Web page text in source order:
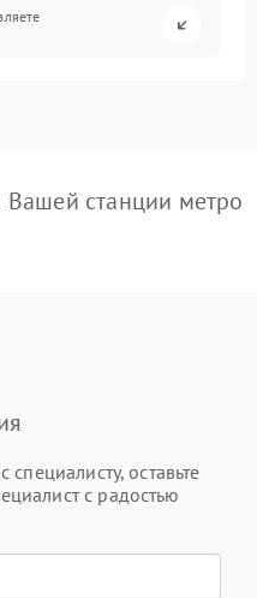
станции метро
специалисту, оставьте
с радостью